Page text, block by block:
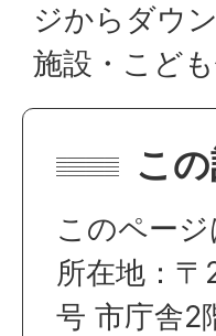
ジからダウ
施設・こど
こ
このペー
所在地：
号 市庁舎2